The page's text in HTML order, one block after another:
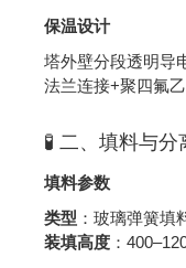
保温设计
塔外壁分段透明导
法兰连接+聚四氟
🧪 ‌ 二、填料与分
填料参数
类型 ：玻璃弹簧
装填高度 ：